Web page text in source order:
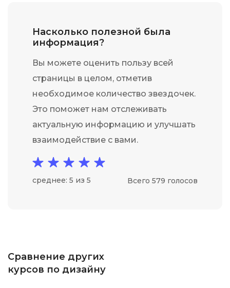
Насколько полезной была
информация?
Вы можете оценить пользу всей
страницы в целом, отметив
необходимое количество звездочек.
Это поможет нам отслеживать
актуальную информацию и улучшать
взаимодействие с вами.
среднее: 5 из 5 Всего 579 голосов
Сравнение других
курсов по дизайну